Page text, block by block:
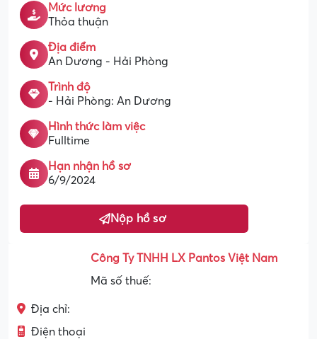
Mức lương
Thỏa thuận
Địa điểm
An Dương - Hải Phòng
Trình độ
- Hải Phòng: An Dương
Hình thức làm việc
Fulltime
Hạn nhận hồ sơ
6/9/2024
Nộp hồ sơ
Công Ty TNHH LX Pantos Việt Nam
Mã số thuế:
Địa chỉ:
Điện thoại